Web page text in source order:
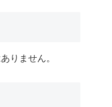
りません。